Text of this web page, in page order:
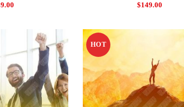
$149.00
HOT